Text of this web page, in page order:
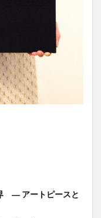
― アートピースと